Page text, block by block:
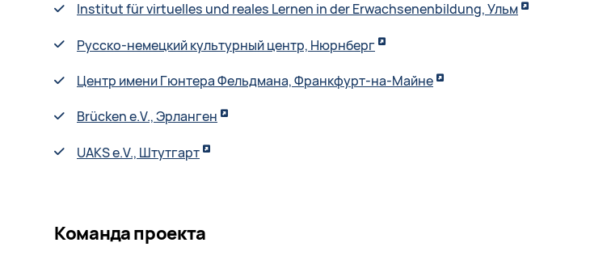
Institut für virtuelles und reales Lernen in der Erwachsenenbildung, Ульм
Русско-немецкий культурный центр, Нюрнберг
Центр имени Гюнтера Фельдмана, Франкфурт-на-Майне
Brücken e.V., Эрланген
UAKS e.V., Штутгарт
Команда проекта